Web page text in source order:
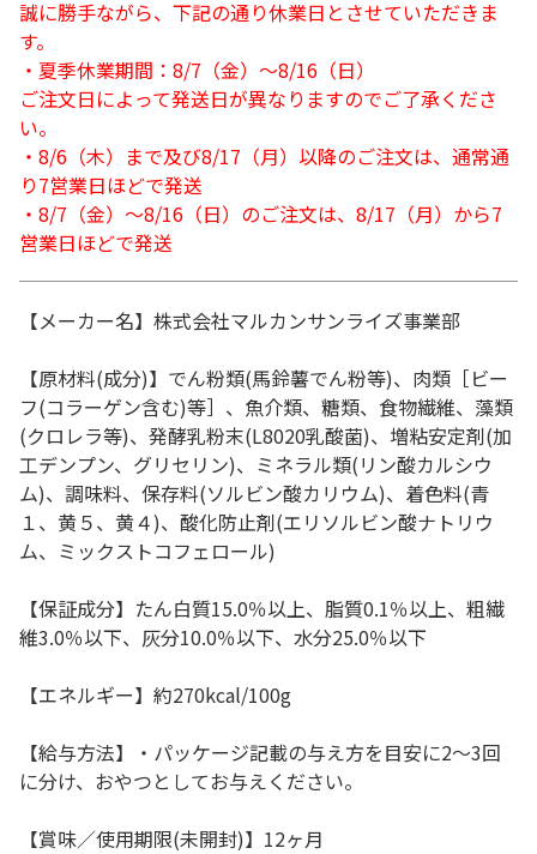
誠に勝手ながら、下記の通り休業日とさせていただきま
す。
・夏季休業期間：8/7（金）～8/16（日）
ご注文日によって発送日が異なりますのでご了承くださ
い。
・8/6（木）まで及び8/17（月）以降のご注文は、通常通
り7営業日ほどで発送
・8/7（金）～8/16（日）のご注文は、8/17（月）から7
営業日ほどで発送
【メーカー名】株式会社マルカンサンライズ事業部
【原材料(成分)】でん粉類(馬鈴薯でん粉等)、肉類［ビー
フ(コラーゲン含む)等］、魚介類、糖類、食物繊維、藻類
(クロレラ等)、発酵乳粉末(L8020乳酸菌)、増粘安定剤(加
工デンプン、グリセリン)、ミネラル類(リン酸カルシウ
ム)、調味料、保存料(ソルビン酸カリウム)、着色料(青
１、黄５、黄４)、酸化防止剤(エリソルビン酸ナトリウ
ム、ミックストコフェロール)
【保証成分】たん白質15.0％以上、脂質0.1％以上、粗繊
維3.0％以下、灰分10.0％以下、水分25.0％以下
【エネルギー】約270kcal/100g
【給与方法】・パッケージ記載の与え方を目安に2～3回
に分け、おやつとしてお与えください。
【賞味／使用期限(未開封)】12ヶ月